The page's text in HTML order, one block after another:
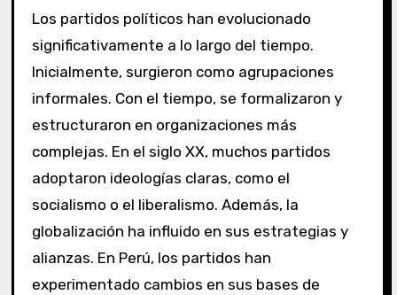
Los partidos políticos han evolucionado
significativamente a lo largo del tiempo.
Inicialmente, surgieron como agrupaciones
informales. Con el tiempo, se formalizaron y
estructuraron en organizaciones más
complejas. En el siglo XX, muchos partidos
adoptaron ideologías claras, como el
socialismo o el liberalismo. Además, la
globalización ha influido en sus estrategias y
alianzas. En Perú, los partidos han
experimentado cambios en sus bases de